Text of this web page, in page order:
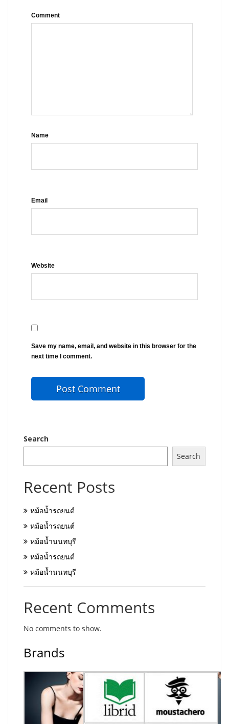
Comment
Name
Email
Website
Save my name, email, and website in this browser for the
next time I comment.
Search
Search
Recent Posts
หม้อน้ำรถยนต์
หม้อน้ำรถยนต์
หม้อน้ำนนทบุรี
หม้อน้ำรถยนต์
หม้อน้ำนนทบุรี
Recent Comments
No comments to show.
Brands